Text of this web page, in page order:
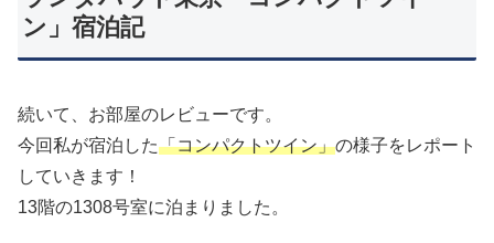
ン」宿泊記
続いて、お部屋のレビューです。
今回私が宿泊した「コンパクトツイン」の様子をレポート
していきます！
13階の1308号室に泊まりました。